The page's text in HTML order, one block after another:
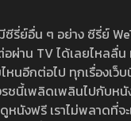
รี่ย์อื่น ๆ อย่าง ซีรี่ย์
ผ่าน TV ได้เลยไหลลื่
นอีกต่อไป ทุกเรื่องเว็
ชนี้เพลิดเพลินไปกับห
นังฟรี เราไม่พลาดที่